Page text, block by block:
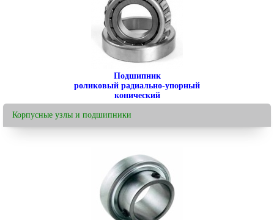
Подшипник
роликовый радиально-упорный
конический
Корпусные узлы и подшипники